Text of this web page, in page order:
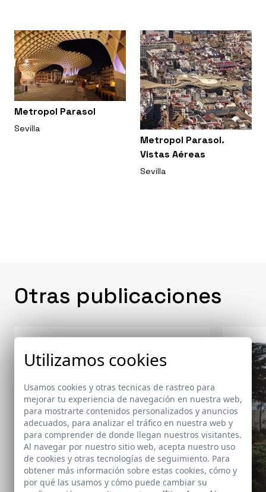
Metropol Parasol
Sevilla
Metropol Parasol.
Vistas Aéreas
Sevilla
Otras publicaciones
Utilizamos cookies
Usamos cookies y otras tecnicas de rastreo para
mejorar tu experiencia de navegación en nuestra web,
para mostrarte contenidos personalizados y anuncios
adecuados, para analizar el tráfico en nuestra web y
para comprender de donde llegan nuestros visitantes.
Al navegar por nuestro sitio web, acepta nuestro uso
de cookies y otras tecnologías de seguimiento. Para
obtener más información sobre estas cookies, cómo y
por qué las usamos y cómo puede cambiar su